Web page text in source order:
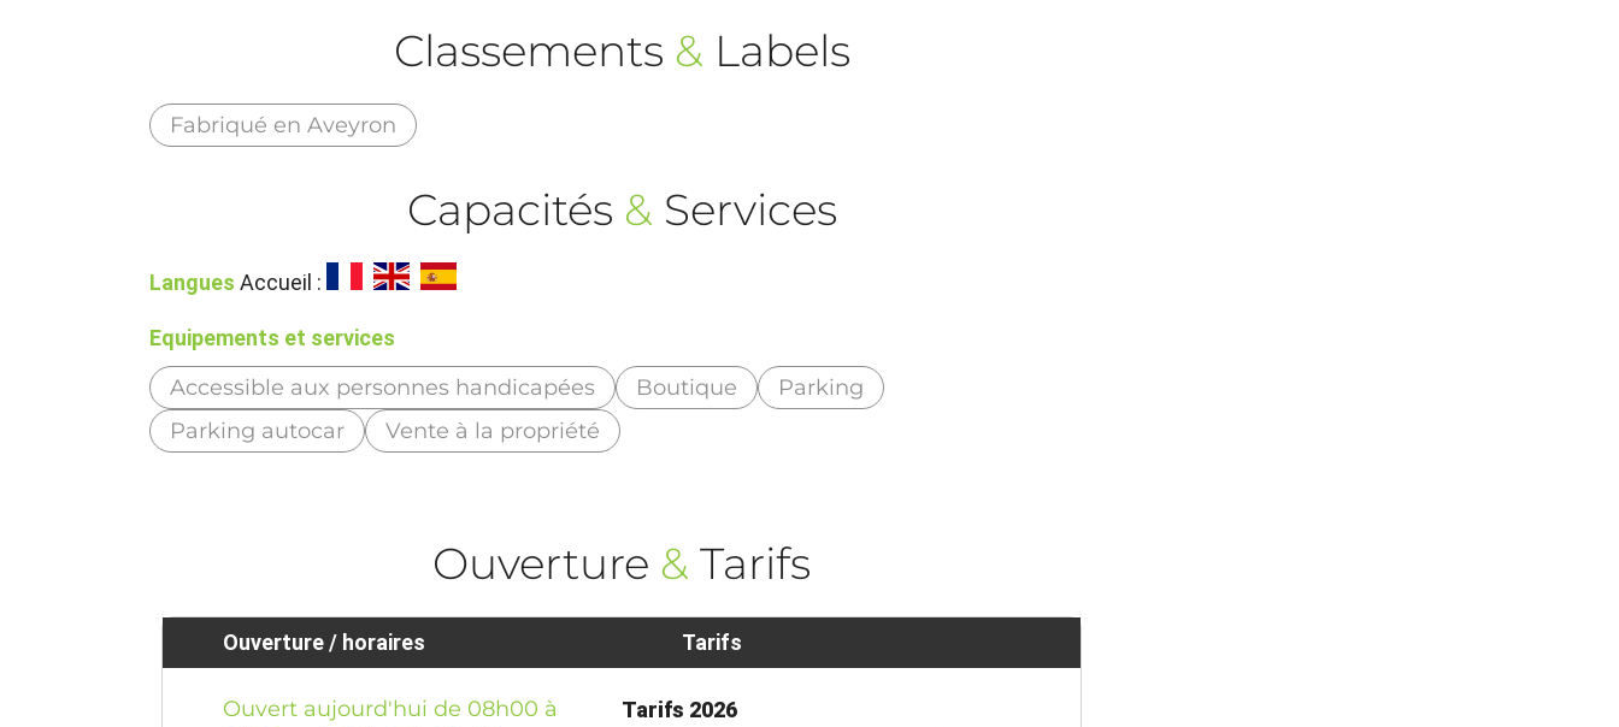
Classements & Labels
Fabriqué en Aveyron
Capacités & Services
Langues Accueil :
Equipements et services
Accessible aux personnes handicapées Boutique
Parking
Parking autocar
Vente à la propriété
Ouverture & Tarifs
Ouverture / horaires
Ouvert aujourd'hui de 08h00 à
Tarifs
Tarifs 2026